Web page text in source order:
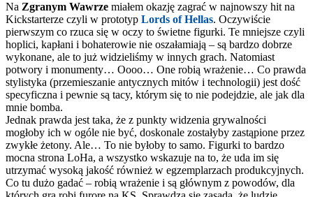
Na Zgranym Wawrze miałem okazję zagrać w najnowszy hit na
Kickstarterze czyli w prototyp Lords of Hellas. Oczywiście
pierwszym co rzuca się w oczy to świetne figurki. Te mniejsze czyli
hoplici, kapłani i bohaterowie nie oszałamiają – są bardzo dobrze
wykonane, ale to już widzieliśmy w innych grach. Natomiast
potwory i monumenty… Oooo… One robią wrażenie… Co prawda
stylistyka (przemieszanie antycznych mitów i technologii) jest dość
specyficzna i pewnie są tacy, którym się to nie podejdzie, ale jak dla
mnie bomba.
Jednak prawda jest taka, że z punkty widzenia grywalności
mogłoby ich w ogóle nie być, doskonale zostałyby zastąpione przez
zwykłe żetony. Ale… To nie byłoby to samo. Figurki to bardzo
mocna strona LoHa, a wszystko wskazuje na to, że uda im się
utrzymać wysoką jakość również w egzemplarzach produkcyjnych.
Co tu dużo gadać – robią wrażenie i są głównym z powodów, dla